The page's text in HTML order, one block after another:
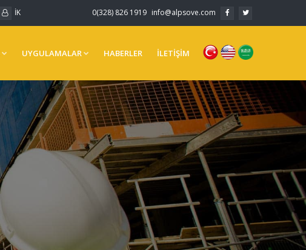
İK 0(328) 826 1919 info@alpsove.com
UYGULAMALAR HABERLER İLETİŞİM